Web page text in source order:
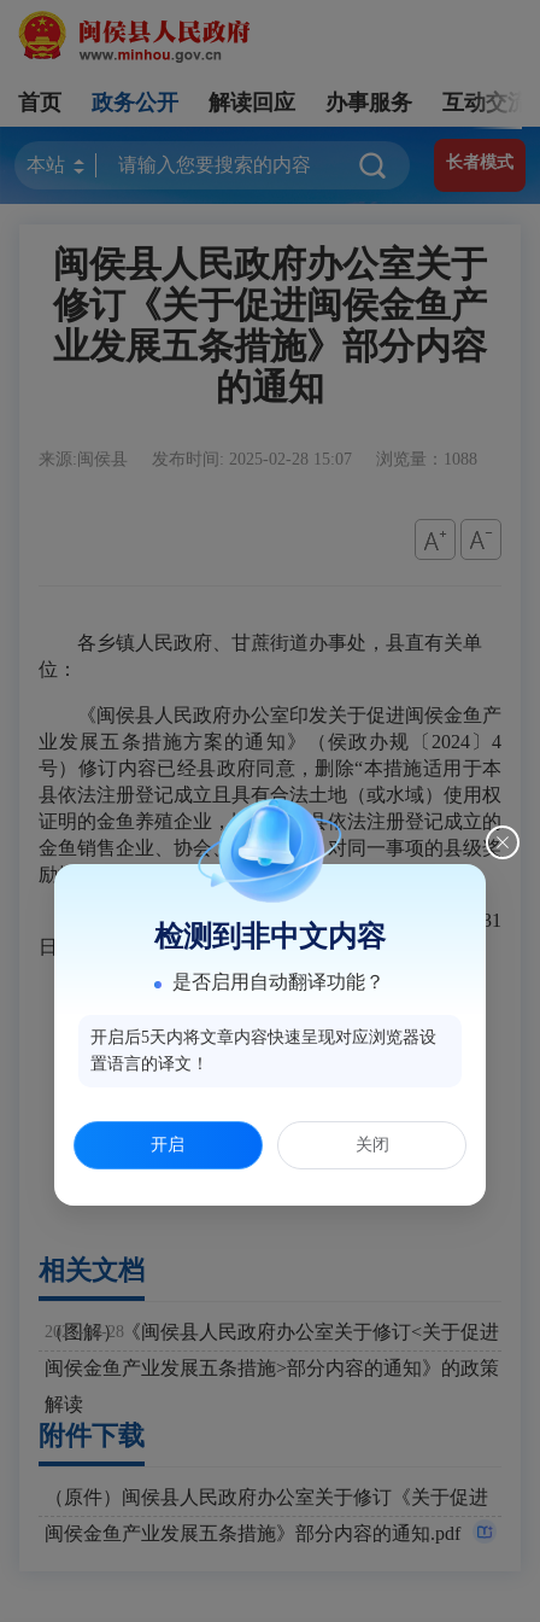
首页 政务公开 解读回应 办事服务 互动交流
长者模式
闽侯县人民政府办公室关于
修订《关于促进闽侯金鱼产
业发展五条措施》部分内容
的通知
来源:闽侯县 发布时间: 2025-02-28 15:07 浏览量：1088
各乡镇人民政府、甘蔗街道办事处，县直有关单
位：
《闽侯县人民政府办公室印发关于促进闽侯金鱼产
业发展五条措施方案的通知》（侯政办规〔2024〕4
号）修订内容已经县政府同意，删除“本措施适用于本
县依法注册登记成立且具有合法土地（或水域）使用权
证明的金鱼养殖企业，以及在本县依法注册登记成立的
金鱼销售企业、协会、科研单位，对同一事项的县级奖
励按‘就高不重复’原则享受。”的表述。
本通知自发布之日起执行，有效期至2026年12月31
日。
2025年2月20日
（此件主动公开）
相关文档
2025-02-28
（图解）《闽侯县人民政府办公室关于修订<关于促进
闽侯金鱼产业发展五条措施>部分内容的通知》的政策
解读
附件下载
（原件）闽侯县人民政府办公室关于修订《关于促进
闽侯金鱼产业发展五条措施》部分内容的通知.pdf
检测到非中文内容
是否启用自动翻译功能？
开启后5天内将文章内容快速呈现对应浏览器设
置语言的译文！
开启 关闭